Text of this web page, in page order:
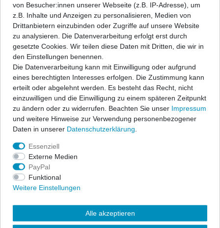
Wunschliste
* inkl. ges. MwSt. zzgl.Versandkosten
Beschreibung
Technische Daten
Zur optischen Reduzierung der Fahrzeughöhe bietet ap eine
preiswerte, aber dennoch hochwertige Option für mehr Agilität
und Fahrspaß.
Seriendämpfer verwendet werden.
Bei größerer Tieferlegung oder Keilform werden gekürzte
von Besucher:innen unserer Webseite (z.B. IP-Adresse), um
z.B. Inhalte und Anzeigen zu personalisieren, Medien von
Drittanbietern einzubinden oder Zugriffe auf unsere Website
zu analysieren. Die Datenverarbeitung erfolgt erst durch
gesetzte Cookies. Wir teilen diese Daten mit Dritten, die wir in
den Einstellungen benennen.
Die Datenverarbeitung kann mit Einwilligung oder aufgrund
eines berechtigten Interesses erfolgen. Die Zustimmung kann
erteilt oder abgelehnt werden. Es besteht das Recht, nicht
einzuwilligen und die Einwilligung zu einem späteren Zeitpunkt
zu ändern oder zu widerrufen. Beachten Sie unser Impressum
und weitere Hinweise zur Verwendung personenbezogener
Daten in unserer Daten­schutz­erklärung
Essenziell
Externe Medien
PayPal
Funktional
Weitere Einstellungen
Alle akzeptieren